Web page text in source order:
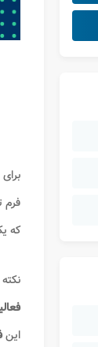
فرم
که
این